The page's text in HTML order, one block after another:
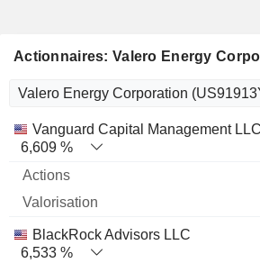
Actionnaires: Valero Energy
Nom Actions % Valorisation
Vanguard Capital Management LLC
6,609 %
BlackRock Advisors LLC
6,533 %